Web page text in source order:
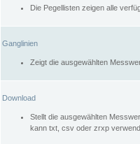
Die Pegellisten zeigen alle
Ganglinien
Zeigt die ausgewählten
Download
Stellt die ausgewählten
kann txt, csv oder zrxp